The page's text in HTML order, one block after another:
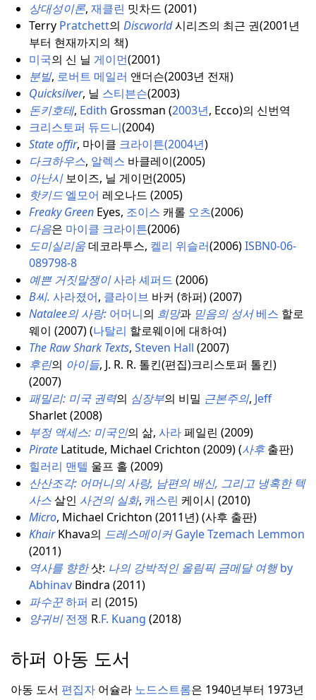
상대성이론, 재클린 밋차드 (2001)
Terry Pratchett의 Discworld시리즈의 최근 권(2001년
부터 현재까지의 책)
미국의 신 닐 게이먼(2001)
분빌, 로버트 메일러 앤더슨(2003년 전재)
Quicksilver, 닐 스티븐슨(2003)
돈키호테, Edith Grossman (2003년, Ecco)의 신번역
크리스토퍼 듀드니(2004)
State offir, 마이클 크라이튼(2004년)
다크하우스, 알렉스 바클레이(2005)
아난시보이즈, 닐 게이먼(2005)
핫키드 엘모어 레오나드 (2005)
Freaky GreenEyes, 조이스 캐롤 오츠(2006)
다음은 마이클 크라이튼(2006)
도미실리움데코라투스, 켈리 위슬러(2006) ISBN0-06-
089798-8
예쁜 거짓말쟁이 사라 셰퍼드 (2006)
B씨. 사라졌어, 클라이브 바커 (하퍼) (2007)
Natalee의 사랑: 어머니의 희망과 믿음의 성서 베스 할로
웨이 (2007) (나탈리 할로웨이에 대하여)
The Raw Shark Texts, Steven Hall (2007)
후린의 아이들, J. R. R. 톨킨(편집)크리스토퍼 톨킨)
(2007)
패밀리:미국 권력의 심장부의 비밀 근본주의, Jeff
Sharlet (2008)
부정 액세스:미국인의 삶, 사라페일린 (2009)
PirateLatitude, Michael Crichton (2009) (사후출판)
힐러리 맨텔 울프 홀 (2009)
산산조각:어머니의 사랑, 남편의 배신, 그리고 냉혹한 텍
사스살인 사건의 실화, 캐스린 케이시 (2010)
Micro, Michael Crichton (2011년) (사후 출판)
KhairKhava의 드레스메이커 Gayle Tzemach Lemmon
(2011)
역사를 향한샷: 나의 강박적인 올림픽 금메달 여행 by
AbhinavBindra (2011)
파수꾼 하퍼 리 (2015)
양귀비 전쟁 R.F. Kuang (2018)
하퍼 아동 도서
아동 도서 편집자 어슐라 노드스트롬은 1940년부터 1973년